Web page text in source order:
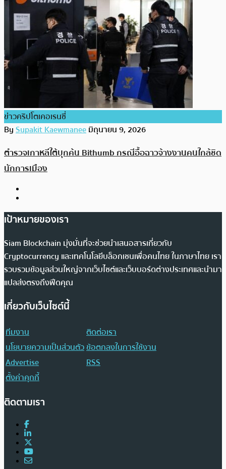
ข่าวคริปโตเคอเรนซี่
BySupakit Kaewmaneeมิถุนายน 9, 2026
ตำรวจเกาหลีใต้บุกค้น Bithumb กรณีอื้อฉาวจ้างงานคนใกล้ชิด
นักการเมือง
เป้าหมายของเรา
Siam Blockchain มุ่งมั่นที่จะช่วยนำเสนอสารเกี่ยวกับ
Cryptocurrency และเทคโนโลยีบล็อกเชนเพื่อคนไทย ในภาษาไทย เรา
รวบรวมข้อมูลส่วนใหญ่จากเว็บไซต์และเว็บบอร์ดต่างประเทศและนำมา
แปลส่งตรงถึงฟีดคุณ
เกี่ยวกับเว็บไซต์นี้
ทีมงาน
ติดต่อเรา
นโยบายความเป็นส่วนตัวข้อตกลงในการใช้งาน
Advertise
RSS
ตั้งค่าคุกกี้
ติดตามเรา